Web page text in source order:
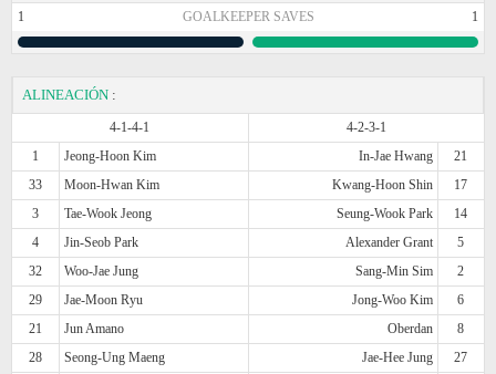
1 GOALKEEPER SAVES 1
ALINEACIÓN :
4-1-4-1
4-2-3-1
1
Jeong-Hoon Kim In-Jae Hwang
21
33
Moon-Hwan Kim Kwang-Hoon Shin
17
3
Tae-Wook Jeong Seung-Wook Park
14
4
Jin-Seob Park Alexander Grant
5
32
Woo-Jae Jung Sang-Min Sim
2
29
Jae-Moon Ryu Jong-Woo Kim
6
21
Jun Amano Oberdan
8
28
Seong-Ung Maeng Jae-Hee Jung
27